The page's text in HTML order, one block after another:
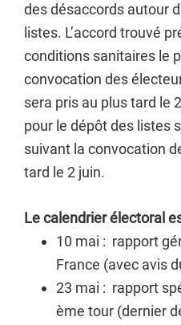
des désaccords autour
listes. L’accord trouvé
conditions sanitaires le
convocation des
sera pris au plus tard le
pour le dépôt des listes
suivant la convocation
tard le 2 juin.
Le calendrier électoral
10 mai : rapport
France (avec avis
23 mai : rapport
ème tour (dernier